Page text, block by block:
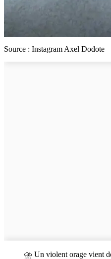
Source : Instagram Axel Dodote
⛈ Un violent orage vient